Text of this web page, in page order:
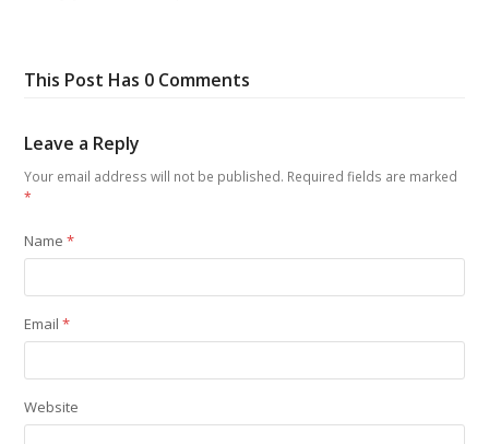
This Post Has 0 Comments
Leave a Reply
Your email address will not be published. Required fields are marked
*
Name*
Email*
Website